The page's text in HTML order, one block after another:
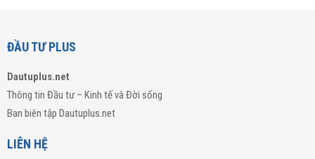
ĐẦU TƯ PLUS
Dautuplus.net
Thông tin Đầu tư – Kinh tế và Đời sống
Ban biên tập Dautuplus.net
LIÊN HỆ